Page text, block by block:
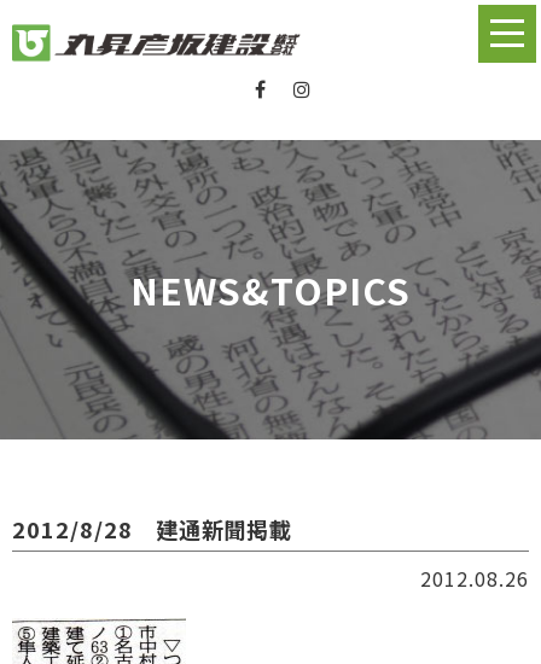
NEWS&TOPICS
2012/8/28 建通新聞掲載
2012.08.26